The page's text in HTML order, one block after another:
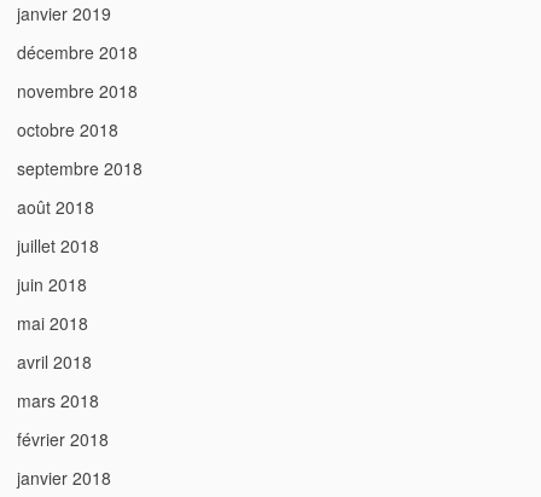
janvier 2019
décembre 2018
novembre 2018
octobre 2018
septembre 2018
août 2018
juillet 2018
juin 2018
mai 2018
avril 2018
mars 2018
février 2018
janvier 2018